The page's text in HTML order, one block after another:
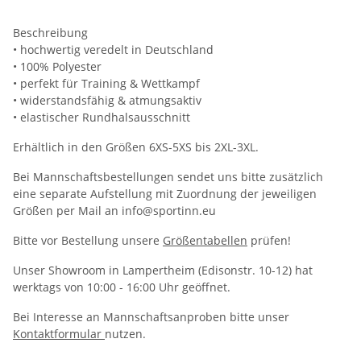
Beschreibung
• hochwertig veredelt in Deutschland
• 100% Polyester
• perfekt für Training & Wettkampf
• widerstandsfähig & atmungsaktiv
• elastischer Rundhalsausschnitt
Erhältlich in den Größen 6XS-5XS bis 2XL-3XL.
Bei Mannschaftsbestellungen sendet uns bitte zusätzlich
eine separate Aufstellung mit Zuordnung der jeweiligen
Größen per Mail an info@sportinn.eu
Bitte vor Bestellung unsere Größentabellen prüfen!
Unser Showroom in Lampertheim (Edisonstr. 10-12) hat
werktags von 10:00 - 16:00 Uhr geöffnet.
Bei Interesse an Mannschaftsanproben bitte unser
Kontaktformular nutzen.